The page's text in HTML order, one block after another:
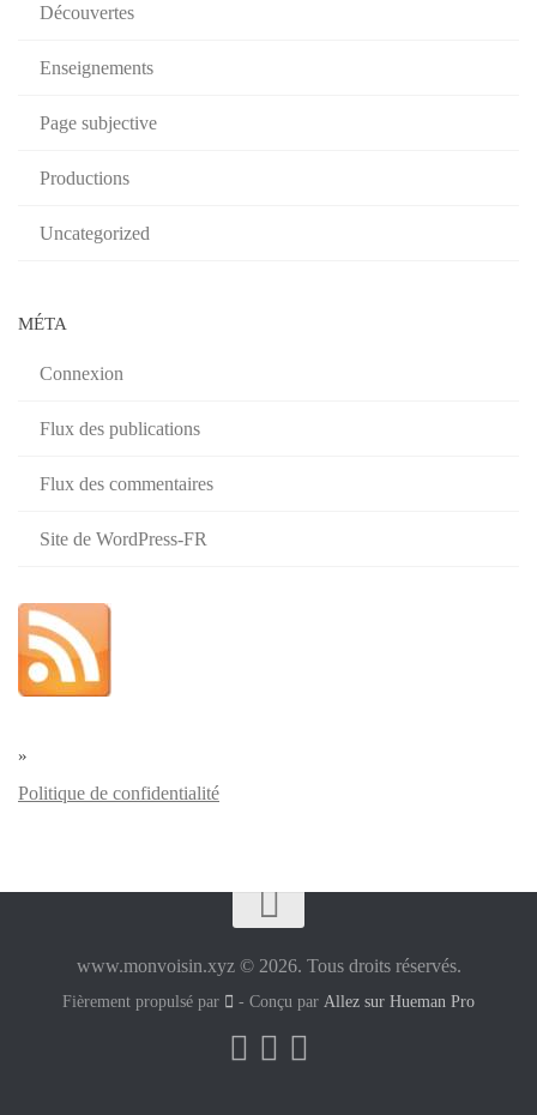
Découvertes
Enseignements
Page subjective
Productions
Uncategorized
MÉTA
Connexion
Flux des publications
Flux des commentaires
Site de WordPress-FR
»
Politique de confidentialité
www.monvoisin.xyz © 2026. Tous droits réservés.
Fièrement propulsé par - Conçu par Allez sur Hueman Pro